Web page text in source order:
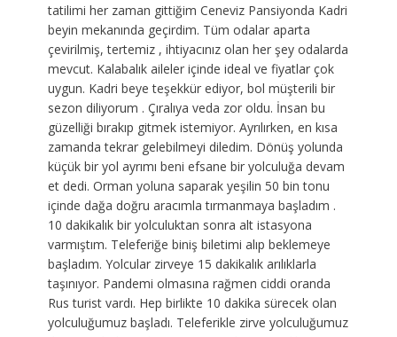
tatilimi her zaman gittiğim Ceneviz Pansiyonda Kadri
beyin mekanında geçirdim. Tüm odalar aparta
çevirilmiş, tertemiz , ihtiyacınız olan her şey odalarda
mevcut. Kalabalık aileler içinde ideal ve fiyatlar çok
uygun. Kadri beye teşekkür ediyor, bol müşterili bir
sezon diliyorum . Çıralıya veda zor oldu. İnsan bu
güzelliği bırakıp gitmek istemiyor. Ayrılırken, en kısa
zamanda tekrar gelebilmeyi diledim. Dönüş yolunda
küçük bir yol ayrımı beni efsane bir yolculuğa devam
et dedi. Orman yoluna saparak yeşilin 50 bin tonu
içinde dağa doğru aracımla tırmanmaya başladım .
10 dakikalık bir yolculuktan sonra alt istasyona
varmıştım. Teleferiğe biniş biletimi alıp beklemeye
başladım. Yolcular zirveye 15 dakikalık arılıklarla
taşınıyor. Pandemi olmasına rağmen ciddi oranda
Rus turist vardı. Hep birlikte 10 dakika sürecek olan
yolculuğumuz başladı. Teleferikle zirve yolculuğumuz